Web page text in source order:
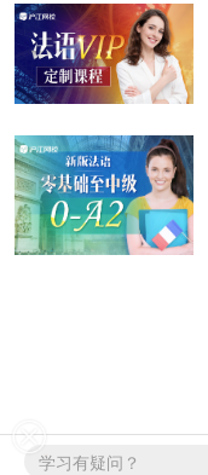
学习有疑问？